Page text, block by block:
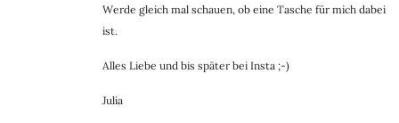
Werde gleich mal schauen, ob eine Tasche für mich dabei
ist.
Alles Liebe und bis später bei Insta ;-)
Julia